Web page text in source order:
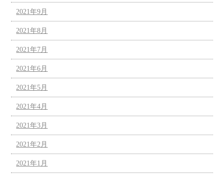
2021年9月
2021年8月
2021年7月
2021年6月
2021年5月
2021年4月
2021年3月
2021年2月
2021年1月